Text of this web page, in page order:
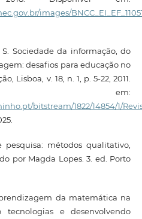
images/
S. Sociedade da informação, do
desafios para educação no
Lisboa, v. 18, n. 1, p. 5-22, 2011.
em:
bitstream/1822/14854/1/
pesquisa: métodos qualitativo,
por Magda Lopes. 3. ed. Porto
da matemática na
tecnologias e desenvolvendo